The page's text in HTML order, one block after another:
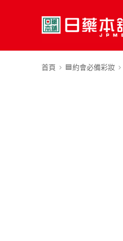
首頁 🟦約會必備彩妝